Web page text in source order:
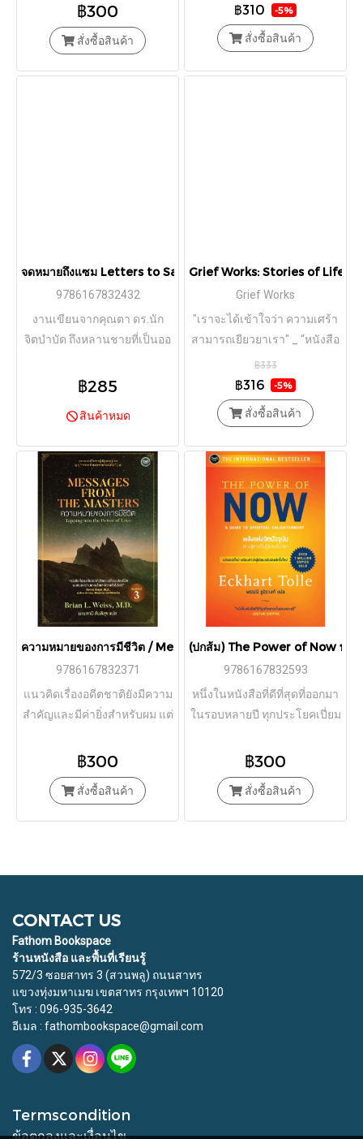
เราทำอะไรบางอย่าง
฿300
สั่งซื้อสินค้า
ครั้ง
฿310 -5%
สั่งซื้อสินค้า
จดหมายถึงแซม Letters to Sam / Daniel Gottlieb เขียน
9786167832432
งานเขียนจากคุณตา ดร.นัก
จิตบำบัด ถึงหลานชายที่เป็นออ
ความเป็นมนุษย์
฿285
สินค้าหมด
Grief Works: Stories of Life,
Grief Works
"เราจะได้เข้าใจว่า ความเศร้า
สามารถเยียวยาเรา" _ “หนังสือ
ที่กระทบความรู้สึกอย่างลึกซึ้ง
โดยนักเล่าเรื่องที่ไม่ธรรมดา จู
เลีย ซามูเอล บรรยายเรื่องราว
ความสูญเสีย ด้วยความละเอียด
เข้าใจทางจิตวิทยาที่น่าสนใจยิ่ง
ให้มุมมองสำคัญแก่ผู้ที่โศกเศร้า
หรือผู้ที่ต้องการปลอบโยนผู้สูญ
เสีย”
฿333
฿316 -5%
สั่งซื้อสินค้า
ความหมายของการมีชีวิต / Messages from the Masters :
9786167832371
แนวคิดเรื่องอดีตชาติยังมีความ
สำคัญและมีค่ายิ่งสำหรับผม แต่
ด้วยความรัก ความสุข และ
ความสงบในชีวิตประจำวันนั้น
มีความสำคัญยิ่งกว่า
฿300
สั่งซื้อสินค้า
(ปกส้ม) The Power of Now พลั
9786167832593
หนึ่งในหนังสือที่ดีที่สุดที่ออกมา
ในรอบหลายปี ทุกประโยคเปี่ยม
฿300
สั่งซื้อสินค้า
CONTACT US
Fathom Bookspace
ร้านหนังสือ และพื้นที่เรียนรู้
572/3 ซอยสาทร 3 (สวนพลู) ถนนสาทร
แขวงทุ่งมหาเมฆ เขตสาทร กรุงเทพฯ 10120
โทร : 096-935-3642
อีเมล : fathombookspace@gmail.com
Termscondition
ข้อตกลงและเงื่อนไข